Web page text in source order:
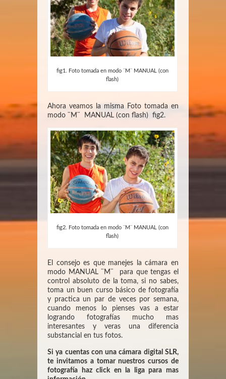
fig1. Foto tomada en modo ¨M¨ MANUAL (con
flash)
Ahora veamos la misma Foto tomada en
modo ¨M¨ MANUAL (con flash) fig2.
fig2. Foto tomada en modo ¨M¨ MANUAL (con
flash)
El consejo es que manejes la cámara en
modo MANUAL ¨M¨ para que tengas el
control absoluto de la toma, si no sabes,
toma un buen curso básico de fotografía
y practica un par de veces por semana,
cuando menos lo pienses vas a estar
logrando fotografías mucho mas
interesantes y veras una diferencia
substancial en tus fotos.
Si ya cuentas con una cámara digital SLR,
te invitamos a tomar nuestros cursos de
fotografía haz click en la liga para mas